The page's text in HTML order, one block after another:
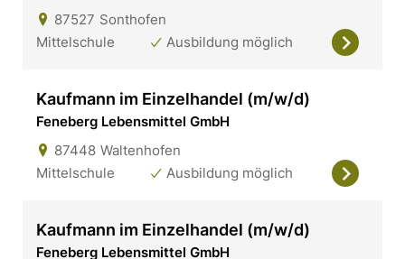
87527 Sonthofen
Mittelschule
Ausbildung möglich
Kaufmann im Einzelhandel (m/w/d)
Feneberg Lebensmittel GmbH
87448 Waltenhofen
Mittelschule
Ausbildung möglich
Kaufmann im Einzelhandel (m/w/d)
Feneberg Lebensmittel GmbH